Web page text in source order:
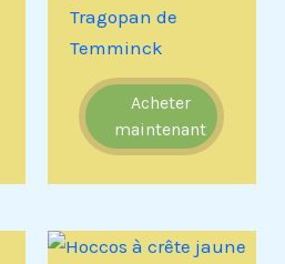
Tragopan de
Temminck
Acheter
maintenant